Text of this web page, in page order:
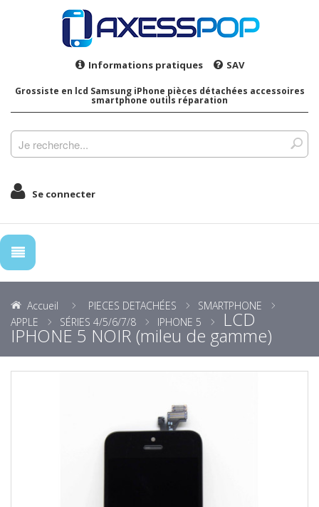
Informations pratiques SAV
Grossiste en lcd Samsung iPhone pièces détachées accessoires
smartphone outils réparation
Se connecter
Accueil PIECES DETACHÉES
SMARTPHONE
APPLE
SÉRIES 4/5/6/7/8 IPHONE 5 LCD
IPHONE 5 NOIR (mileu de gamme)